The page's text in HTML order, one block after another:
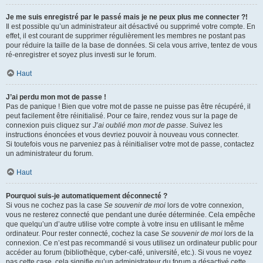
Je me suis enregistré par le passé mais je ne peux plus me connecter ?!
Il est possible qu’un administrateur ait désactivé ou supprimé votre compte. En
effet, il est courant de supprimer régulièrement les membres ne postant pas
pour réduire la taille de la base de données. Si cela vous arrive, tentez de vous
ré-enregistrer et soyez plus investi sur le forum.
Haut
J’ai perdu mon mot de passe !
Pas de panique ! Bien que votre mot de passe ne puisse pas être récupéré, il
peut facilement être réinitialisé. Pour ce faire, rendez vous sur la page de
connexion puis cliquez sur J’ai oublié mon mot de passe. Suivez les
instructions énoncées et vous devriez pouvoir à nouveau vous connecter.
Si toutefois vous ne parveniez pas à réinitialiser votre mot de passe, contactez
un administrateur du forum.
Haut
Pourquoi suis-je automatiquement déconnecté ?
Si vous ne cochez pas la case Se souvenir de moi lors de votre connexion,
vous ne resterez connecté que pendant une durée déterminée. Cela empêche
que quelqu’un d’autre utilise votre compte à votre insu en utilisant le même
ordinateur. Pour rester connecté, cochez la case Se souvenir de moi lors de la
connexion. Ce n’est pas recommandé si vous utilisez un ordinateur public pour
accéder au forum (bibliothèque, cyber-café, université, etc.). Si vous ne voyez